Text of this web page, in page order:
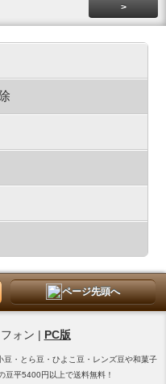
>
ページ先頭へ
ォン | PC版
・とら豆・ひよこ豆・レンズ豆や和菓子
豆平5400円以上で送料無料！